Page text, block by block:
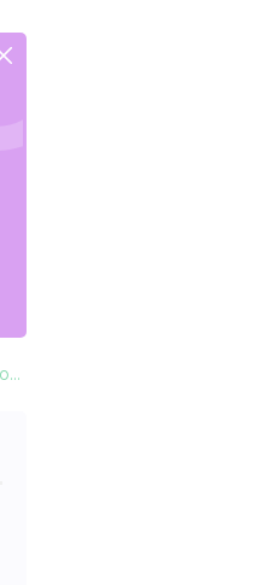
Питание и пищеварение. Органы пищеварительной системы. Пищеварение в ротовой полости